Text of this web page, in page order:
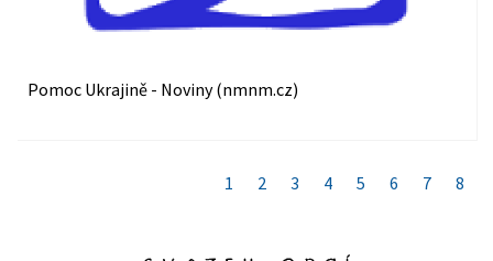
Pomoc Ukrajině - Noviny (nmnm.cz)
1 2 3 4 5 6 7 8